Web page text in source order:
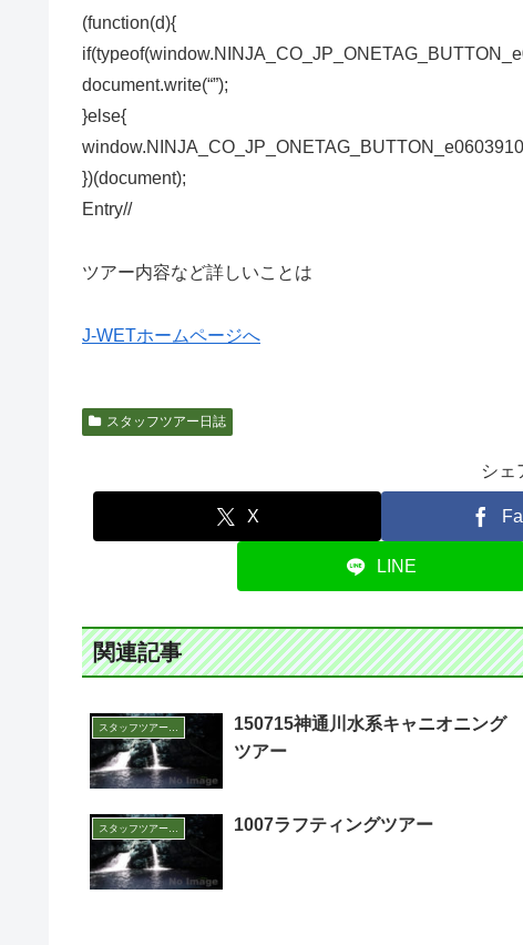
(function(d){
document.write(“”);
}else{
})(document);
Entry//
ツアー内容など詳しいことは
J-WETホームページへ
スタッフツアー日誌
シェ
X
LINE
関連記事
150715神通川水系キャニオニング
ツアー
1007ラフティングツアー